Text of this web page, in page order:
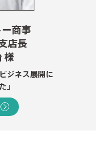
商事
店長
様
ジネス展開に
」